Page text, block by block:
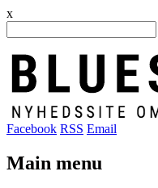
x
efter:
Facebook RSS Email
Main menu